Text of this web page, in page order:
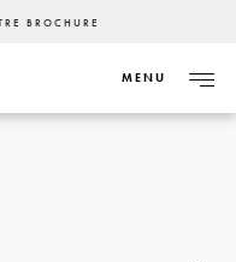
BROCHURE
MENU